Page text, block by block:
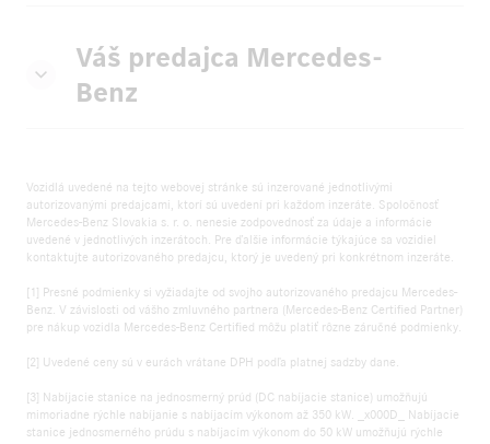
Váš predajca Mercedes-
Benz
Vozidlá uvedené na tejto webovej stránke sú inzerované jednotlivými
autorizovanými predajcami, ktorí sú uvedení pri každom inzeráte. Spoločnosť
Mercedes-Benz Slovakia s. r. o. nenesie zodpovednosť za údaje a informácie
uvedené v jednotlivých inzerátoch. Pre ďalšie informácie týkajúce sa vozidiel
kontaktujte autorizovaného predajcu, ktorý je uvedený pri konkrétnom inzeráte.
[1] Presné podmienky si vyžiadajte od svojho autorizovaného predajcu Mercedes-
Benz. V závislosti od vášho zmluvného partnera (Mercedes-Benz Certified Partner)
pre nákup vozidla Mercedes-Benz Certified môžu platiť rôzne záručné podmienky.
[2] Uvedené ceny sú v eurách vrátane DPH podľa platnej sadzby dane.
[3] Nabíjacie stanice na jednosmerný prúd (DC nabíjacie stanice) umožňujú
mimoriadne rýchle nabíjanie s nabíjacím výkonom až 350 kW. _x000D_ Nabíjacie
stanice jednosmerného prúdu s nabíjacím výkonom do 50 kW umožňujú rýchle